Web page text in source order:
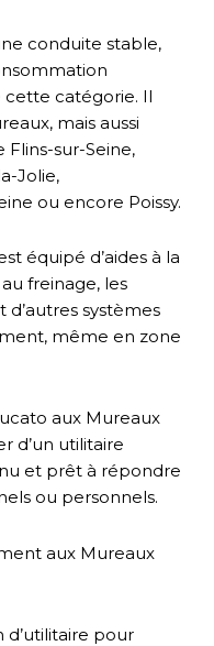
conduite stable,
catégorie. Il
mais aussi
Flins-sur-Seine,
Jolie,
ou encore Poissy.
équipé d’aides à la
freinage, les
systèmes
même en zone
aux Mureaux
d’un utilitaire
et prêt à répondre
ou personnels.
aux Mureaux
d’utilitaire pour